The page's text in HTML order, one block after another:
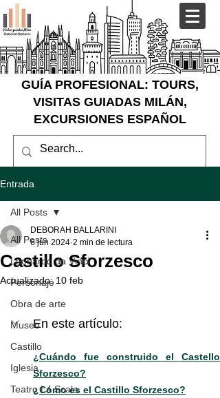
GUÍA PROFESIONAL: TOURS,
VISITAS GUIADAS MILÁN,
EXCURSIONES ESPAÑOL
Entrada
All Posts
Leonardo da Vinci
Personaje
Obra de arte
Museo
Castillo
Iglesia
Teatro La Scala
All Posts
Castillo Sforzesco
DEBORAH BALLARINI
6 jun 2024 2 min de lectura
Actualizado: 10 feb
En este artículo:
¿Cuándo fue construido el Castello
Sforzesco?
¿Cómo es el Castillo Sforzesco?